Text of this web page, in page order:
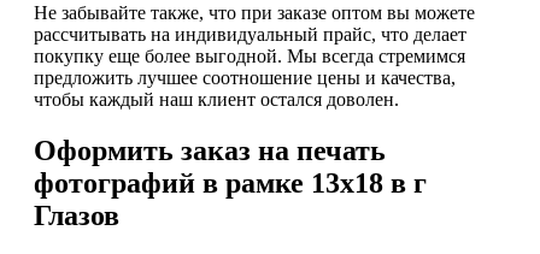
Не забывайте также, что при заказе оптом вы можете
рассчитывать на индивидуальный прайс, что делает
покупку еще более выгодной. Мы всегда стремимся
предложить лучшее соотношение цены и качества,
чтобы каждый наш клиент остался доволен.
Оформить заказ на печать
фотографий в рамке 13х18 в г
Глазов